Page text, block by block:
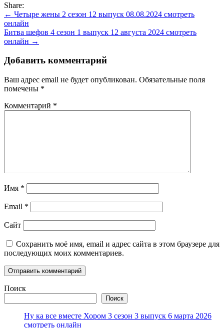
Share:
Навигация
по
записям
← Четыре жены 2 сезон 12 выпуск 08.08.2024 смотреть
онлайн
Битва шефов 4 сезон 1 выпуск 12 августа 2024 смотреть
онлайн →
Добавить комментарий
Ваш адрес email не будет опубликован. Обязательные поля
помечены *
Комментарий *
Имя *
Email *
Сайт
Сохранить моё имя, email и адрес сайта в этом браузере для
последующих моих комментариев.
Поиск
Поиск
Ну ка все вместе Хором 3 сезон 3 выпуск 6 марта 2026
смотреть онлайн